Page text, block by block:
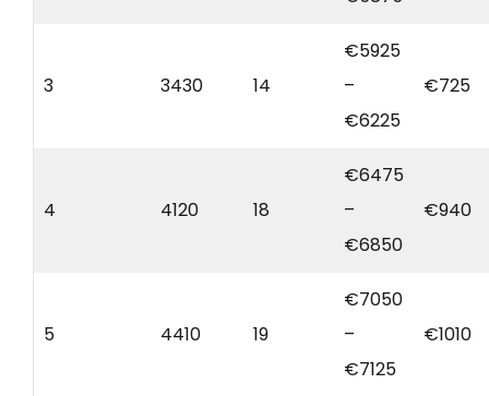
3 3430 14
€5925
–
€6225
€725
4 4120 18
€6475
–
€6850
€940
5 4410 19
€7050
–
€7125
€1010